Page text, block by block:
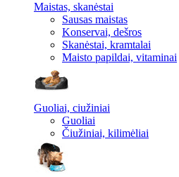
Maistas, skanėstai
Sausas maistas
Konservai, dešros
Skanėstai, kramtalai
Maisto papildai, vitaminai
Guoliai, ciužiniai
Guoliai
Čiužiniai, kilimėliai